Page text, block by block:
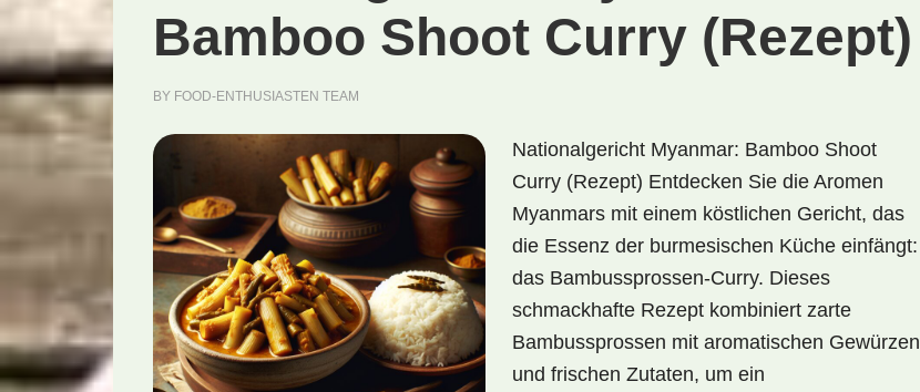
Bamboo Shoot Curry (Rezept)
BY FOOD-ENTHUSIASTEN TEAM
Nationalgericht Myanmar: Bamboo Shoot
Curry (Rezept) Entdecken Sie die Aromen
Myanmars mit einem köstlichen Gericht, das
die Essenz der burmesischen Küche einfängt:
das Bambussprossen-Curry. Dieses
schmackhafte Rezept kombiniert zarte
Bambussprossen mit aromatischen Gewürzen
und frischen Zutaten, um ein